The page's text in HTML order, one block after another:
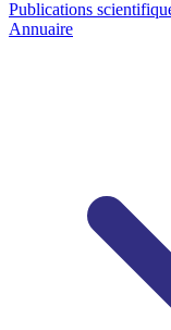
Publications
Annuaire